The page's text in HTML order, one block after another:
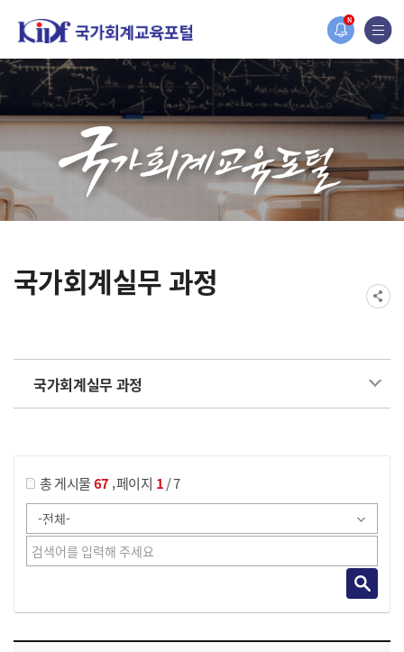
N
홈페이지가 새롭게 개편되었습니다.
한국조세재정연구원홈페이지가 새롭게 개설되었습니다.
국가회계실무 과정
국가회계실무 과정
총 게시물67,페이지 1/ 7
국가회계실무 과정 목록 으로 번호, 제목, 작성자, 조회수, 등록 일로 나열 되고 있습니다.